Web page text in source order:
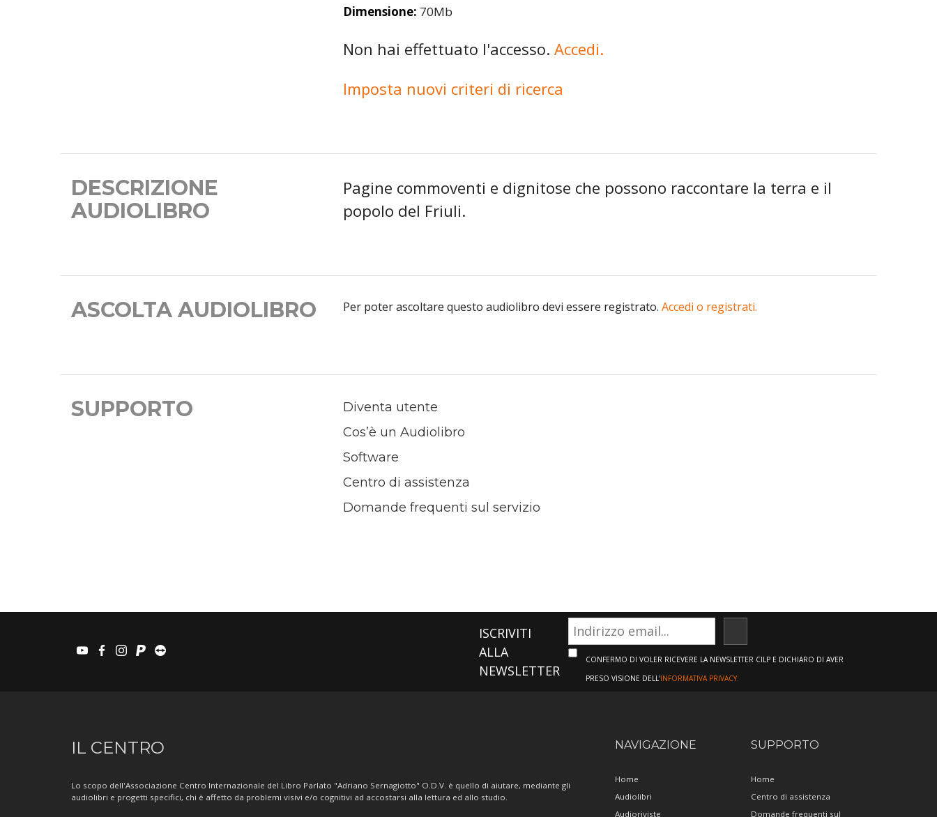
Dimensione: 70Mb
Non hai effettuato l'accesso. Accedi.
Imposta nuovi criteri di ricerca
DESCRIZIONE
AUDIOLIBRO
Pagine commoventi e dignitose che possono raccontare la terra e il
popolo del Friuli.
ASCOLTA AUDIOLIBRO Per poter ascoltare questo audiolibro devi essere registrato. Accedi o registrati.
SUPPORTO
Diventa utente
Cos’è un Audiolibro
Software
Centro di assistenza
Domande frequenti sul servizio
youtubefacebook
instagram
paypalteamviewer
ISCRIVITI
ALLA
NEWSLETTER
CONFERMO DI VOLER RICEVERE LA NEWSLETTER CILP E DICHIARO DI AVER
PRESO VISIONE DELL'INFORMATIVA PRIVACY.
Informazioni
IL CENTRO
Lo scopo dell'Associazione Centro Internazionale del Libro Parlato "Adriano Sernagiotto" O.D.V. è quello di aiutare, mediante gli
audiolibri e progetti specifici, chi è affetto da problemi visivi e/o cognitivi ad accostarsi alla lettura ed allo studio.
NAVIGAZIONE
Home
Audiolibri
Audioriviste
SUPPORTO
Home
Centro di assistenza
Domande frequenti sul